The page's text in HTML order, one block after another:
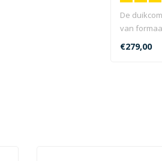
De
van
€279,00